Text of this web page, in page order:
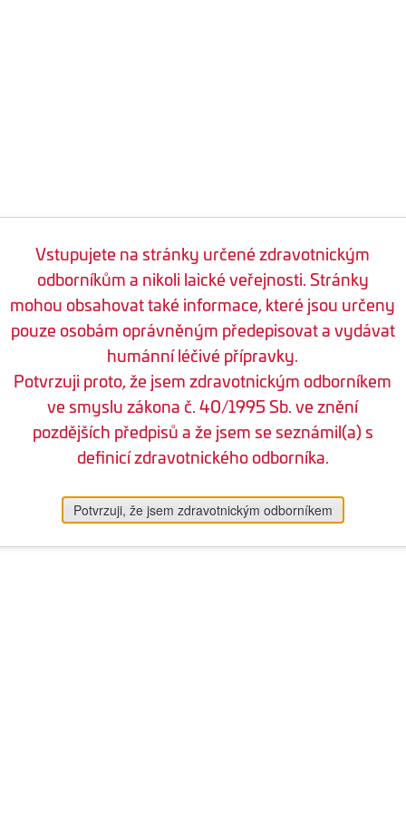
Vstupujete na stránky určené zdravotnickým
odborníkům a nikoli laické veřejnosti. Stránky
mohou obsahovat také informace, které jsou určeny
pouze osobám oprávněným předepisovat a vydávat
humánní léčivé přípravky.
Potvrzuji proto, že jsem zdravotnickým odborníkem
ve smyslu zákona č. 40/1995 Sb. ve znění
pozdějších předpisů a že jsem se seznámil(a) s
definicí zdravotnického odborníka.
Potvrzuji, že jsem zdravotnickým odborníkem